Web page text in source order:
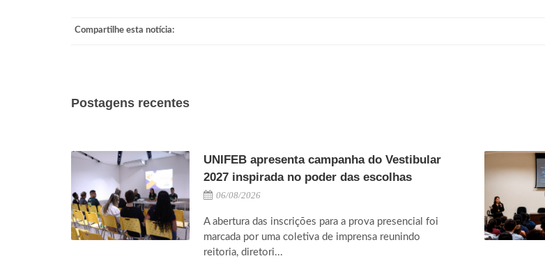
Compartilhe esta notícia:
Postagens recentes
UNIFEB apresenta campanha do Vestibular
2027 inspirada no poder das escolhas
06/08/2026
A abertura das inscrições para a prova presencial foi
marcada por uma coletiva de imprensa reunindo
reitoria, diretori...